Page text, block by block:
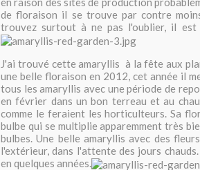
de floraison il se trouve par contre
trouvez surtout à ne pas l'oublier, il
J'ai trouvé cette amaryllis à la fête aux
une belle floraison en 2012, cet année il
tous les amaryllis avec une période de
en février dans un bon terreau et au
comme le feraient les horticulteurs. Sa
bulbe qui se multiplie apparemment très
bulbes. Une belle amaryllis avec des
l'extérieur, dans l'attente des jours
en quelques années.